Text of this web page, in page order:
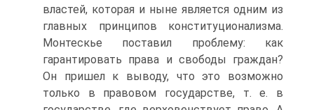
властей, которая и ныне является одним из
главных принципов конституционализма.
Монтескье поставил проблему: как
гарантировать права и свободы граждан?
Он пришел к выводу, что это возмож­но
только в правовом государстве, т. е. в